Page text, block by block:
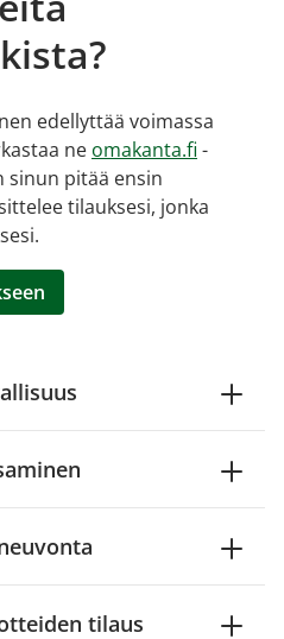
edellyttää voimassa
ne omakanta.fi -
sinun pitää ensin
tilauksesi, jonka
tilaus